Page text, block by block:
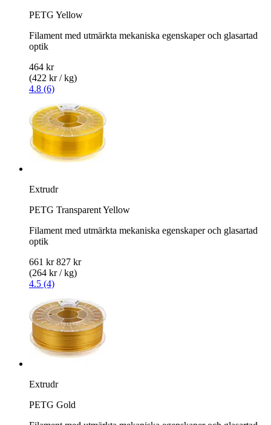
PETG Yellow
Filament med utmärkta mekaniska egenskaper och glasartad
optik
464 kr
(422 kr / kg)
4.8 (6)
Extrudr
PETG Transparent Yellow
Filament med utmärkta mekaniska egenskaper och glasartad
optik
661 kr 827 kr
(264 kr / kg)
4.5 (4)
Extrudr
PETG Gold